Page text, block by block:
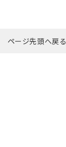
ページ先頭へ戻る